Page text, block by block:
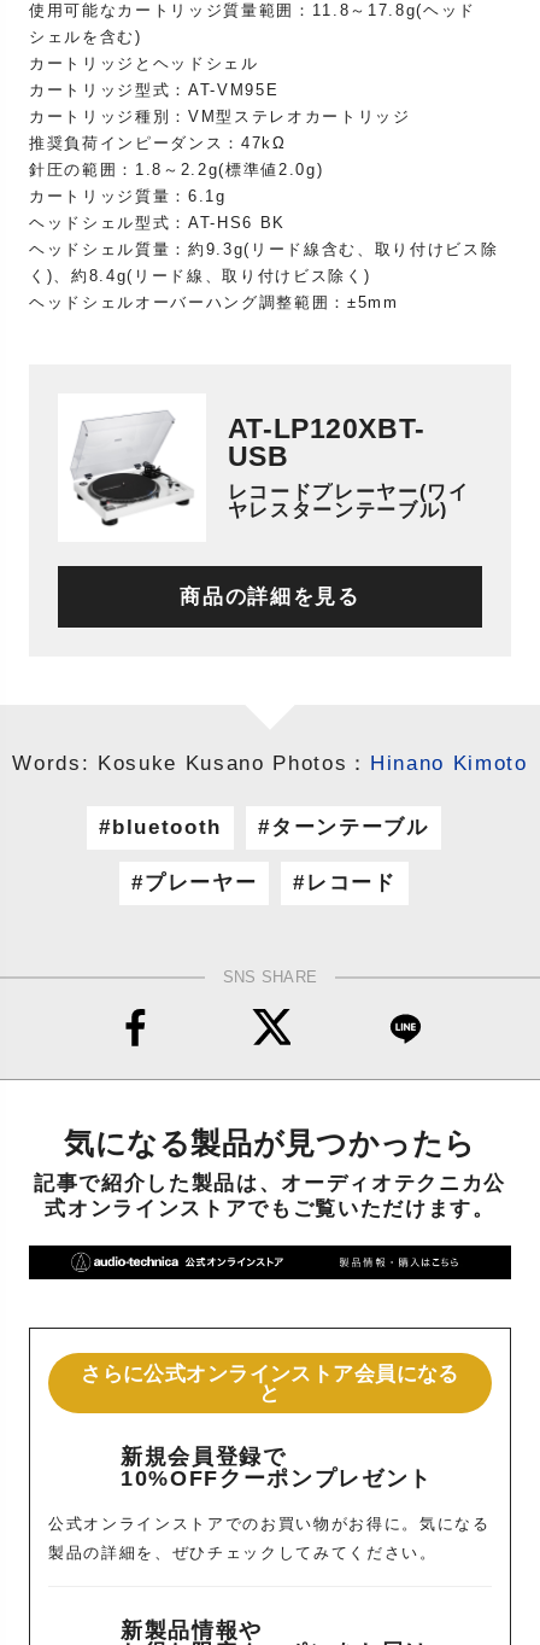
使用可能なカートリッジ質量範囲：11.8～17.8g(ヘッド
シェルを含む)
カートリッジとヘッドシェル
カートリッジ型式：AT-VM95E
カートリッジ種別：VM型ステレオカートリッジ
推奨負荷インピーダンス：47kΩ
針圧の範囲：1.8～2.2g(標準値2.0g)
カートリッジ質量：6.1g
ヘッドシェル型式：AT-HS6 BK
ヘッドシェル質量：約9.3g(リード線含む、取り付けビス除
く)、約8.4g(リード線、取り付けビス除く)
ヘッドシェルオーバーハング調整範囲：±5mm
AT-LP120XBT-
USB
レコードプレーヤー(ワイ
ヤレスターンテーブル)
商品の詳細を見る
Words: Kosuke Kusano Photos： Hinano Kimoto
bluetooth ターンテーブル
プレーヤー レコード
SNS SHARE
気になる製品が見つかったら
記事で紹介した製品は、オーディオテクニカ公
式オンラインストアでもご覧いただけます。
さらに公式オンラインストア会員になる
と
新規会員登録で
10%OFFクーポンプレゼント
公式オンラインストアでのお買い物がお得に。気になる
製品の詳細を、ぜひチェックしてみてください。
新製品情報や